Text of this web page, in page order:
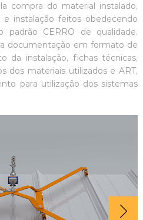
compra do material instalado,
instalação feitos obedecendo
CERRO de qualidade.
documentação em formato de
da instalação, fichas técnicas,
dos materiais utilizados e ART,
para utilização dos sistemas